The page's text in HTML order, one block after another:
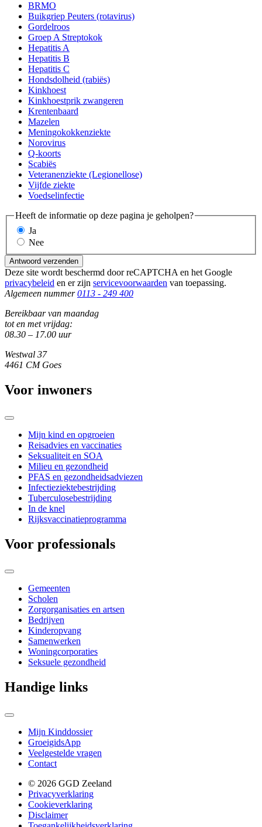
BRMO
Buikgriep Peuters (rotavirus)
Gordelroos
Groep A Streptokok
Hepatitis A
Hepatitis B
Hepatitis C
Hondsdolheid (rabiës)
Kinkhoest
Kinkhoestprik zwangeren
Krentenbaard
Mazelen
Meningokokkenziekte
Norovirus
Q-koorts
Scabiës
Veteranenziekte (Legionellose)
Vijfde ziekte
Voedselinfectie
Heeft de informatie op deze pagina je geholpen?
Ja
Nee
Antwoord verzenden
Deze site wordt beschermd door reCAPTCHA en het Google
privacybeleid en er zijn servicevoorwaarden van toepassing.
Algemeen nummer 0113 - 249 400
Bereikbaar van maandag
tot en met vrijdag:
08.30 – 17.00 uur
Westwal 37
4461 CM Goes
Voor inwoners
Mijn kind en opgroeien
Reisadvies en vaccinaties
Seksualiteit en SOA
Milieu en gezondheid
PFAS en gezondheidsadviezen
Infectieziektebestrijding
Tuberculosebestrijding
In de knel
Rijksvaccinatieprogramma
Voor professionals
Gemeenten
Scholen
Zorgorganisaties en artsen
Bedrijven
Kinderopvang
Samenwerken
Woningcorporaties
Seksuele gezondheid
Handige links
Mijn Kinddossier
GroeigidsApp
Veelgestelde vragen
Contact
© 2026 GGD Zeeland
Privacyverklaring
Cookieverklaring
Disclaimer